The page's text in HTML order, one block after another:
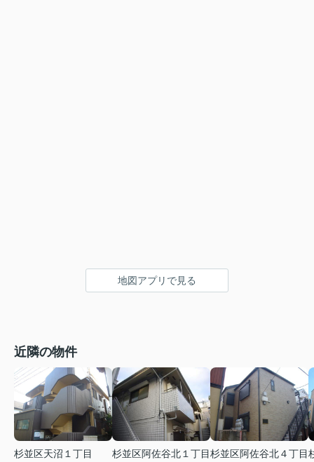
地図アプリで見る
近隣の物件
杉並区天沼１丁目
杉並区阿佐谷北１丁目杉並区阿佐谷北４丁目